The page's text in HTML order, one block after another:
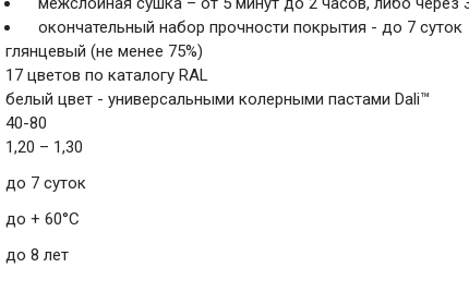
окончательный набор прочности покрытия - до 7 суток
глянцевый (не менее 75%)
17 цветов по каталогу RAL
белый цвет - универсальными колерными пастами Dali™
40-80
1,20 – 1,30
до 7 суток
до + 60°С
до 8 лет